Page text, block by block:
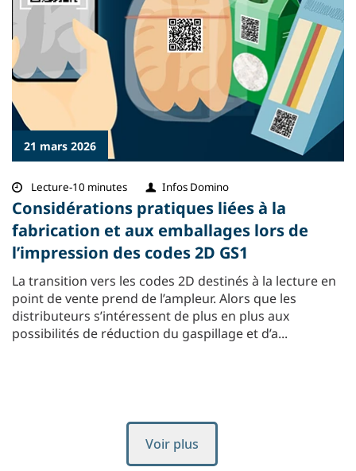
21 mars 2026
Lecture-10 minutes Infos Domino
Considérations pratiques liées à la
fabrication et aux emballages lors de
l’impression des codes 2D GS1
La transition vers les codes 2D destinés à la lecture en
point de vente prend de l’ampleur. Alors que les
distributeurs s’intéressent de plus en plus aux
possibilités de réduction du gaspillage et d’a...
Voir plus